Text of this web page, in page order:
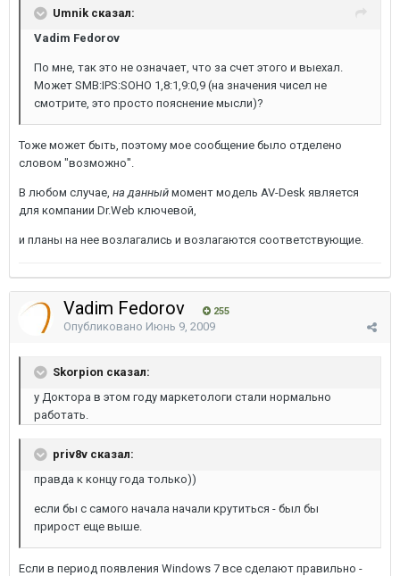
Umnik сказал:
Vadim Fedorov
По мне, так это не означает, что за счет этого и выехал.
Может SMB:IPS:SOHO 1,8:1,9:0,9 (на значения чисел не
смотрите, это просто пояснение мысли)?
Тоже может быть, поэтому мое сообщение было отделено
словом "возможно".
В любом случае, на данный момент модель AV-Desk является
для компании Dr.Web ключевой,
и планы на нее возлагались и возлагаются соответствующие.
Vadim Fedorov 255
Опубликовано Июнь 9, 2009
Skorpion сказал:
у Доктора в этом году маркетологи стали нормально
работать.
priv8v сказал:
правда к концу года только))
если бы с самого начала начали крутиться - был бы
прирост еще выше.
Если в период появления Windows 7 все сделают правильно -